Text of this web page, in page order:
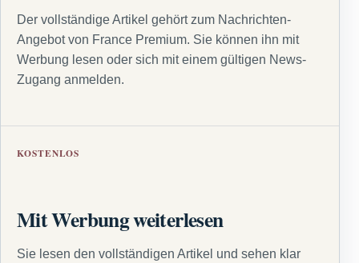
Der vollständige Artikel gehört zum Nachrichten-
Angebot von France Premium. Sie können ihn mit
Werbung lesen oder sich mit einem gültigen News-
Zugang anmelden.
KOSTENLOS
Mit Werbung weiterlesen
Sie lesen den vollständigen Artikel und sehen klar